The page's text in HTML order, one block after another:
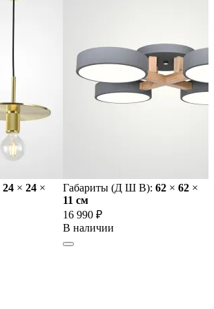
24 × 24 ×
Габариты (Д Ш В): 62 × 62 ×
11 cм
16 990 ₽
В наличии